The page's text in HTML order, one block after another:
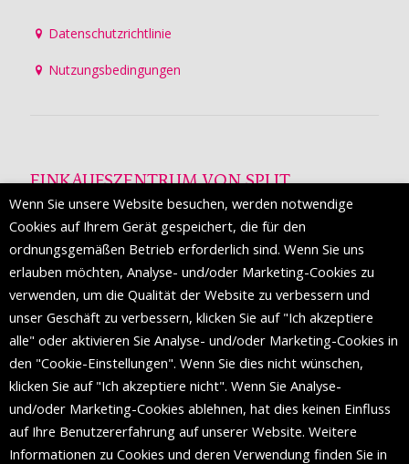
Datenschutzrichtlinie
Nutzungsbedingungen
EINKAUFSZENTRUM VON SPLIT
Die Mall of Split
ist ein prestigeträchtiges Einkaufsziel mit
etwa 200 Einzelhandelsmarken und einer Reihe von
Weltmodemarken, die zum ersten Mal in Split erscheinen.
FOLGEN SIE UNS
Wenn Sie unsere Website besuchen, werden notwendige
Cookies auf Ihrem Gerät gespeichert, die für den
ordnungsgemäßen Betrieb erforderlich sind. Wenn Sie uns
erlauben möchten, Analyse- und/oder Marketing-Cookies zu
verwenden, um die Qualität der Website zu verbessern und
unser Geschäft zu verbessern, klicken Sie auf "Ich akzeptiere
alle" oder aktivieren Sie Analyse- und/oder Marketing-Cookies in
den "Cookie-Einstellungen". Wenn Sie dies nicht wünschen,
klicken Sie auf "Ich akzeptiere nicht". Wenn Sie Analyse-
und/oder Marketing-Cookies ablehnen, hat dies keinen Einfluss
auf Ihre Benutzererfahrung auf unserer Website. Weitere
Informationen zu Cookies und deren Verwendung finden Sie in